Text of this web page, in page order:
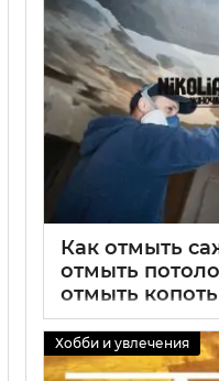
Как отмыть
отмыть
отмыть
эффективные
потолка
02 09 2025 0
Хобби и увлечения